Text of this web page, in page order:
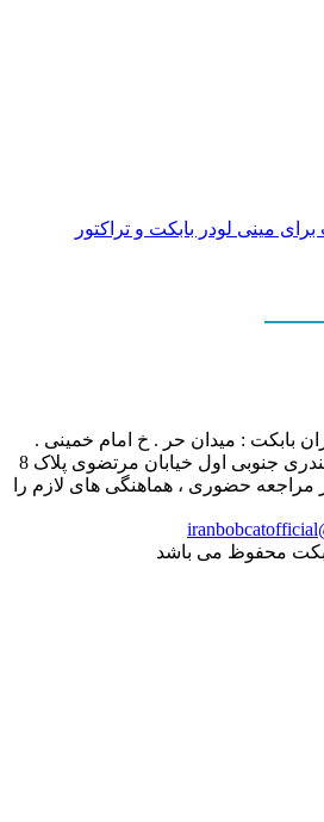
مینی لودر بابکت و تراکتور
بابکت : میدان حر . خ امام خمینی .
خیابان کمالی . خیابان اسکندری جنوبی اول خیابان مرتضوی پلاک 8
حضوری ، هماهنگی های لازم را
محفوظ می باشد